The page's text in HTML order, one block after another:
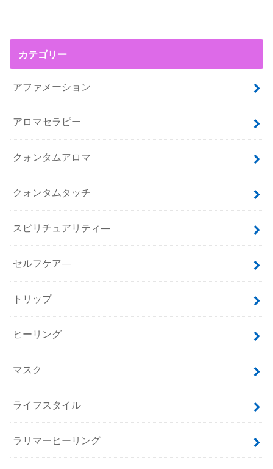
カテゴリー
アファメーション
アロマセラピー
クォンタムアロマ
クォンタムタッチ
スピリチュアリティ―
セルフケア―
トリップ
ヒーリング
マスク
ライフスタイル
ラリマーヒーリング